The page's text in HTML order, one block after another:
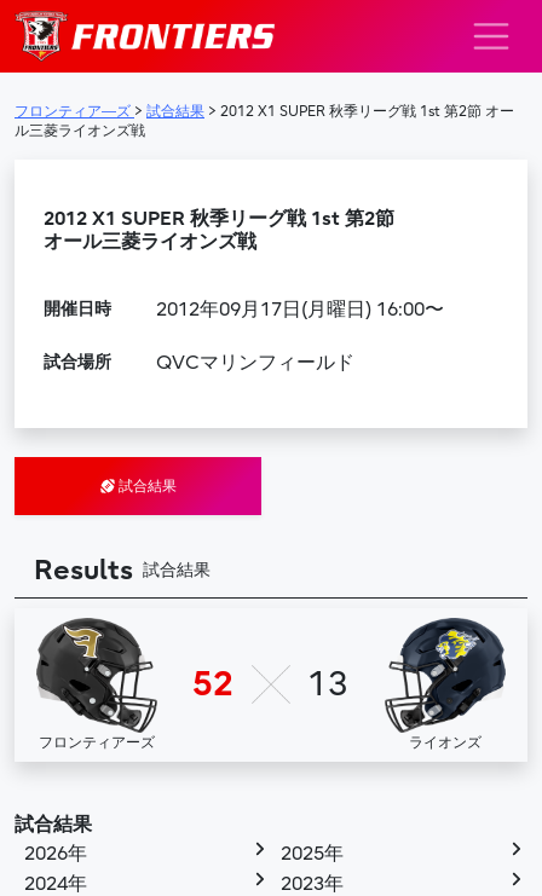
メインナビゲーション
フロンティア―ズ > 試合結果 > 2012 X1 SUPER 秋季リーグ戦 1st 第2節 オー
ル三菱ライオンズ戦
2012 X1 SUPER 秋季リーグ戦 1st 第2節
オール三菱ライオンズ戦
開催日時 2012年09月17日(月曜日) 16:00〜
試合場所 QVCマリンフィールド
試合結果
Results 試合結果
フロンティアーズ
52 13
ライオンズ
試合結果
2026年
2025年
2024年
2023年